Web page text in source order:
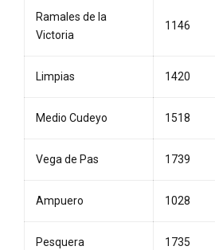
Ramales de la
Victoria
1146
Limpias 1420
Medio Cudeyo 1518
Vega de Pas 1739
Ampuero 1028
Pesquera 1735